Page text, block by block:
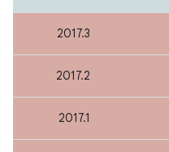
2017.3
2017.2
2017.1